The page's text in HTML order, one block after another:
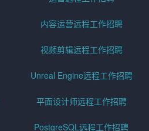
内容运营远程工作招聘
视频剪辑远程工作招聘
Unreal Engine远程工作招聘
平面设计师远程工作招聘
PostgreSQL远程工作招聘